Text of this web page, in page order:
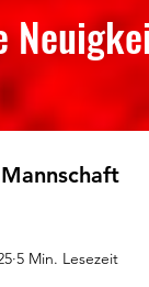
5 Min. Lesezeit